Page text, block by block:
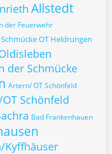
Allstedt
der Feuerwehr
OT Heldrungen
der Schmücke
Artern/ OT Schönfeld
Schönfeld
Bad Frankenhauen
Kyffhäuser